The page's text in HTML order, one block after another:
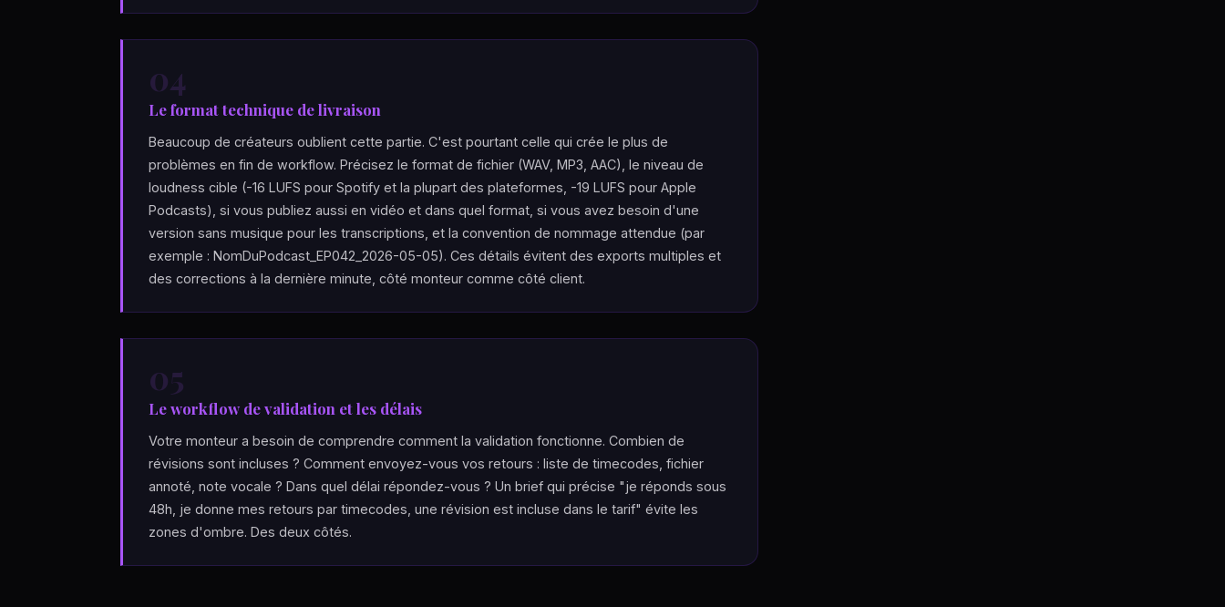
04
Le format technique de livraison
Beaucoup de créateurs oublient cette partie. C'est pourtant celle qui crée le plus de
problèmes en fin de workflow. Précisez le format de fichier (WAV, MP3, AAC), le niveau de
loudness cible (-16 LUFS pour Spotify et la plupart des plateformes, -19 LUFS pour Apple
Podcasts), si vous publiez aussi en vidéo et dans quel format, si vous avez besoin d'une
version sans musique pour les transcriptions, et la convention de nommage attendue (par
exemple : NomDuPodcast_EP042_2026-05-05). Ces détails évitent des exports multiples et
des corrections à la dernière minute, côté monteur comme côté client.
05
Le workflow de validation et les délais
Votre monteur a besoin de comprendre comment la validation fonctionne. Combien de
révisions sont incluses ? Comment envoyez-vous vos retours : liste de timecodes, fichier
annoté, note vocale ? Dans quel délai répondez-vous ? Un brief qui précise "je réponds sous
48h, je donne mes retours par timecodes, une révision est incluse dans le tarif" évite les
zones d'ombre. Des deux côtés.